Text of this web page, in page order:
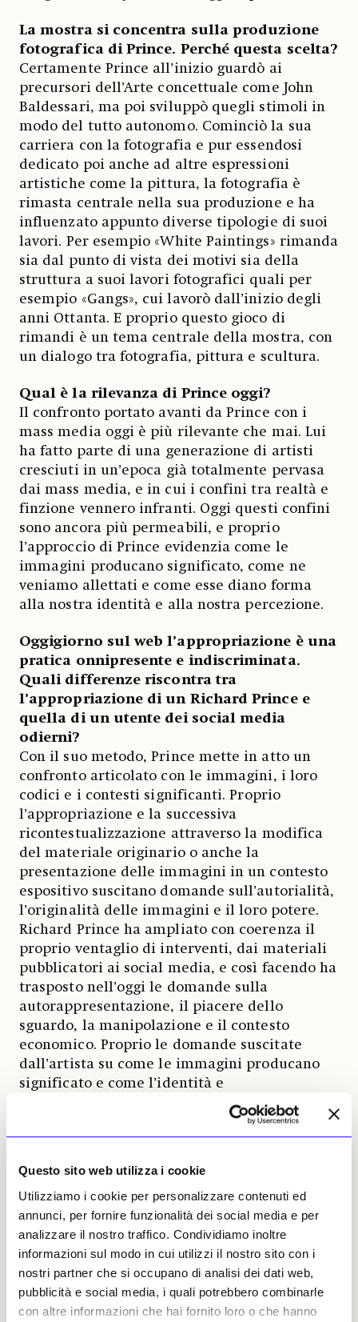
Questo sito web utilizza i cookie
Utilizziamo i cookie per personalizzare contenuti ed
annunci, per fornire funzionalità dei social media e per
analizzare il nostro traffico. Condividiamo inoltre
informazioni sul modo in cui utilizzi il nostro sito con i
nostri partner che si occupano di analisi dei dati web,
pubblicità e social media, i quali potrebbero combinarle
con altre informazioni che hai fornito loro o che hanno
La mostra si concentra sulla produzione
fotografica di Prince. Perché questa scelta?
Certamente Prince all’inizio guardò ai
precursori dell’Arte concettuale come John
Baldessari, ma poi sviluppò quegli stimoli in
modo del tutto autonomo. Cominciò la sua
carriera con la fotografia e pur essendosi
dedicato poi anche ad altre espressioni
artistiche come la pittura, la fotografia è
rimasta centrale nella sua produzione e ha
influenzato appunto diverse tipologie di suoi
lavori. Per esempio «White Paintings» rimanda
sia dal punto di vista dei motivi sia della
struttura a suoi lavori fotografici quali per
esempio «Gangs», cui lavorò dall’inizio degli
anni Ottanta. E proprio questo gioco di
rimandi è un tema centrale della mostra, con
un dialogo tra fotografia, pittura e scultura.
Qual è la rilevanza di Prince oggi?
Il confronto portato avanti da Prince con i
mass media oggi è più rilevante che mai. Lui
ha fatto parte di una generazione di artisti
cresciuti in un’epoca già totalmente pervasa
dai mass media, e in cui i confini tra realtà e
finzione vennero infranti. Oggi questi confini
sono ancora più permeabili, e proprio
l’approccio di Prince evidenzia come le
immagini producano significato, come ne
veniamo allettati e come esse diano forma
alla nostra identità e alla nostra percezione.
Oggigiorno sul web l’appropriazione è una
pratica onnipresente e indiscriminata.
Quali differenze riscontra tra
l’appropriazione di un Richard Prince e
quella di un utente dei social media
odierni?
Con il suo metodo, Prince mette in atto un
confronto articolato con le immagini, i loro
codici e i contesti significanti. Proprio
l’appropriazione e la successiva
ricontestualizzazione attraverso la modifica
del materiale originario o anche la
presentazione delle immagini in un contesto
espositivo suscitano domande sull’autorialità,
l’originalità delle immagini e il loro potere.
Richard Prince ha ampliato con coerenza il
proprio ventaglio di interventi, dai materiali
pubblicatori ai social media, e così facendo ha
trasposto nell’oggi le domande sulla
autorappresentazione, il piacere dello
sguardo, la manipolazione e il contesto
economico. Proprio le domande suscitate
dall’artista su come le immagini producano
significato e come l’identità e
l’autorappresentazione attraverso i canali
mediatici siano sempre anche collegate a
condizioni economiche, sono oggi rilevanti e
solo a Instagram.
Dal punto di vista dell’appropriazione in
atto oggi in rete, qualcuno potrebbe essere
tentato di definire il tipo d’intervento
praticato da Prince sulle fotografie come
una sorta di Photoshop ante litteram o
come l’uso di un’odierna app da telefono